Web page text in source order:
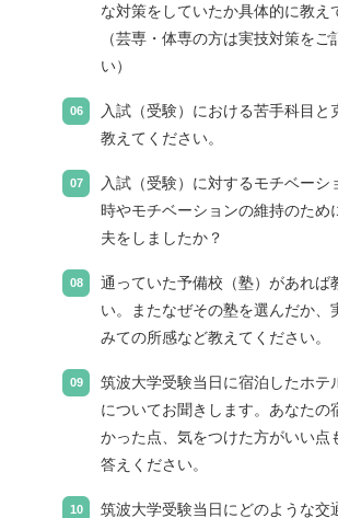
な対策をしていたか具体的に教え
（芸専・体専の方は実技対策をご
い）
入試（受験）における苦手科目と
教えてください。
入試（受験）に対するモチベーシ
時やモチベーションの維持のため
夫をしましたか？
通っていた予備校（塾）があれば
い。またなぜその塾を選んだか、
みての所感など教えてください。
筑波大学受験当日に宿泊したホテ
についてお聞きします。あなたの
かった点、気をつけた方がいい点
答えください。
筑波大学受験当日にどのような交